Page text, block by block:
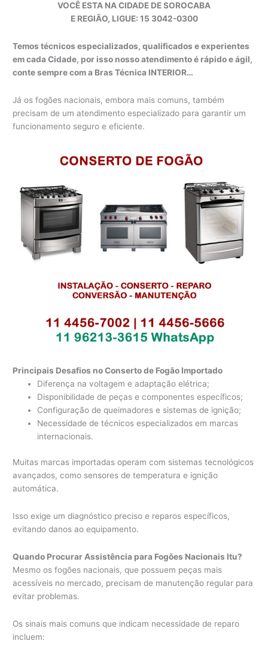
VOCÊ ESTA NA CIDADE DE SOROCABA
E REGIÃO, LIGUE: 15 3042-0300
Temos técnicos especializados, qualificados e experientes
em cada Cidade, por isso nosso atendimento é rápido e ágil,
conte sempre com a Bras Técnica INTERIOR…
Já os fogões nacionais, embora mais comuns, também
precisam de um atendimento especializado para garantir um
funcionamento seguro e eficiente.
Principais Desafios no Conserto de Fogão Importado
Diferença na voltagem e adaptação elétrica;
Disponibilidade de peças e componentes específicos;
Configuração de queimadores e sistemas de ignição;
Necessidade de técnicos especializados em marcas
internacionais.
Muitas marcas importadas operam com sistemas tecnológicos
avançados, como sensores de temperatura e ignição
automática.
Isso exige um diagnóstico preciso e reparos específicos,
evitando danos ao equipamento.
Quando Procurar Assistência para Fogões Nacionais Itu?
Mesmo os fogões nacionais, que possuem peças mais
acessíveis no mercado, precisam de manutenção regular para
evitar problemas.
Os sinais mais comuns que indicam necessidade de reparo
incluem: